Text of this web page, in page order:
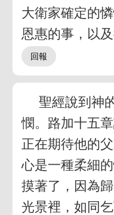
大衛家確定的
恩惠的事，以
聖經說到神
憫。路加十五
正在期待他的
心是一種柔細
摸著了，因為
光景裡，如同